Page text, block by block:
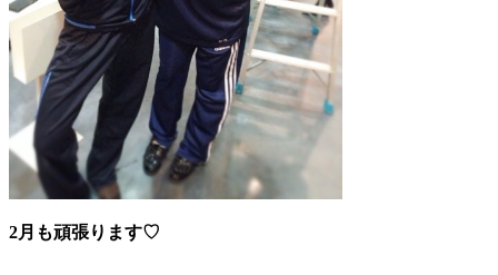
2月も頑張ります♡